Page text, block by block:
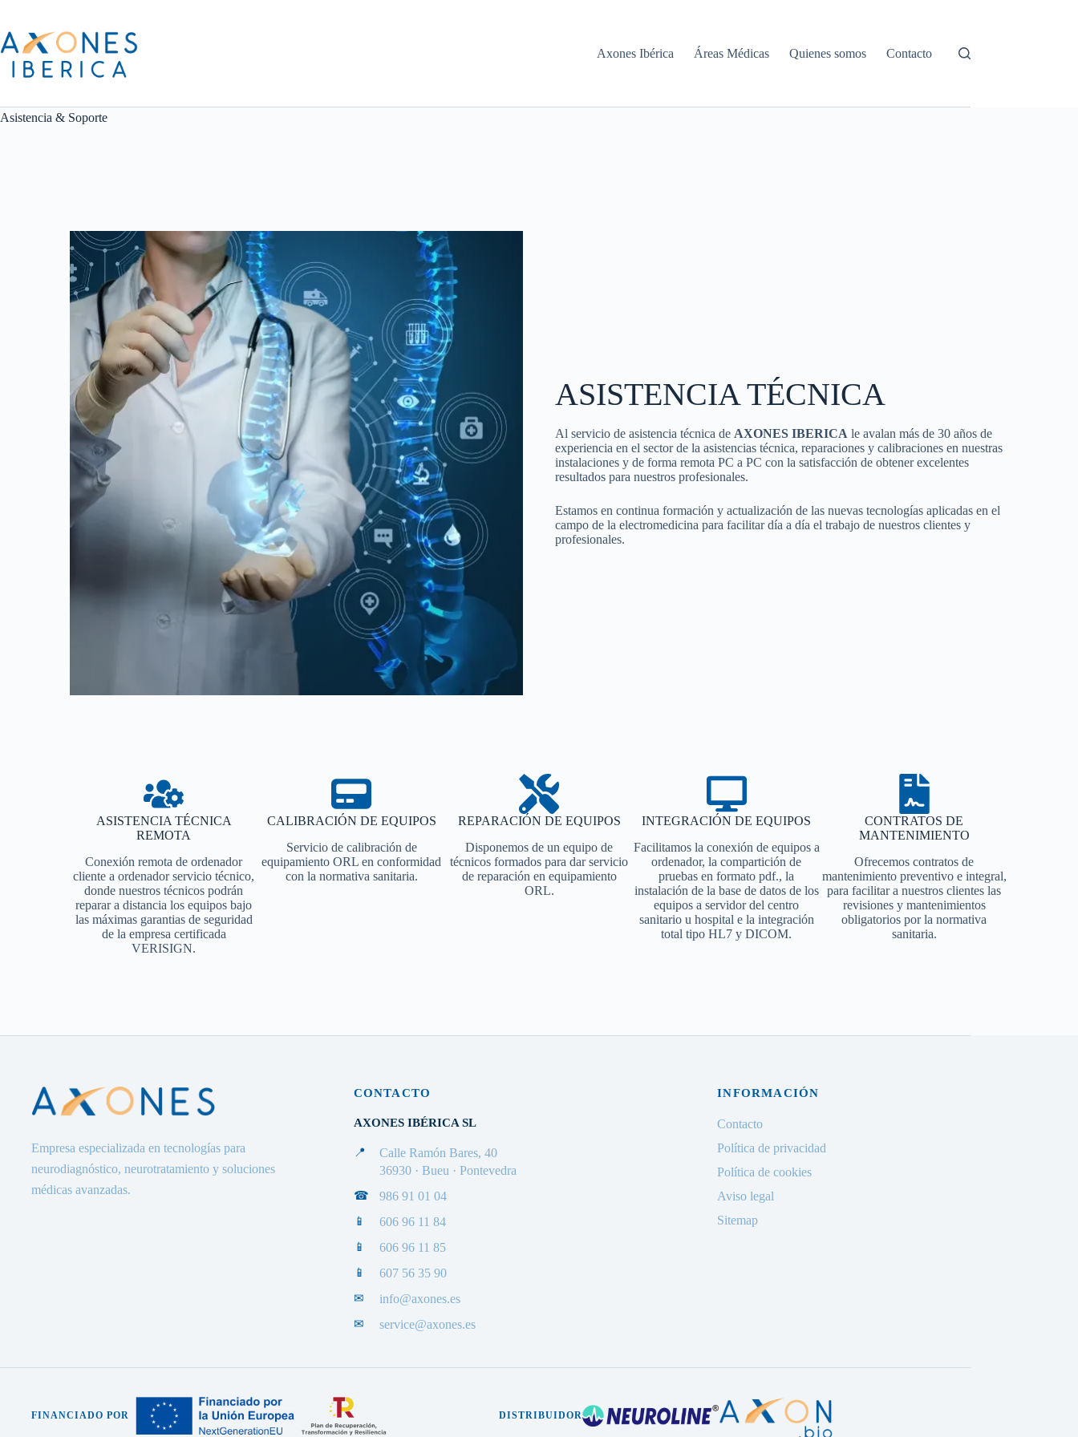
Axones Ibérica Áreas Médicas Quienes somos Contacto
Asistencia & Soporte
ASISTENCIA TÉCNICA
Al servicio de asistencia técnica de AXONES IBERICA le avalan más de 30 años de
experiencia en el sector de la asistencias técnica, reparaciones y calibraciones en nuestras
instalaciones y de forma remota PC a PC con la satisfacción de obtener excelentes
resultados para nuestros profesionales.
Estamos en continua formación y actualización de las nuevas tecnologías aplicadas en el
campo de la electromedicina para facilitar día a día el trabajo de nuestros clientes y
profesionales.
ASISTENCIA TÉCNICA
REMOTA
Conexión remota de ordenador
cliente a ordenador servicio técnico,
donde nuestros técnicos podrán
reparar a distancia los equipos bajo
las máximas garantias de seguridad
de la empresa certificada
VERISIGN.
CALIBRACIÓN DE EQUIPOS
Servicio de calibración de
equipamiento ORL en conformidad
con la normativa sanitaria.
REPARACIÓN DE EQUIPOS
Disponemos de un equipo de
técnicos formados para dar servicio
de reparación en equipamiento
ORL.
INTEGRACIÓN DE EQUIPOS
Facilitamos la conexión de equipos a
ordenador, la compartición de
pruebas en formato pdf., la
instalación de la base de datos de los
equipos a servidor del centro
sanitario u hospital e la integración
total tipo HL7 y DICOM.
CONTRATOS DE
MANTENIMIENTO
Ofrecemos contratos de
mantenimiento preventivo e integral,
para facilitar a nuestros clientes las
revisiones y mantenimientos
obligatorios por la normativa
sanitaria.
Empresa especializada en tecnologías para
neurodiagnóstico, neurotratamiento y soluciones
médicas avanzadas.
CONTACTO
AXONES IBÉRICA SL
📍
Calle Ramón Bares, 40
36930 · Bueu · Pontevedra
☎ 986 91 01 04
📱 606 96 11 84
📱 606 96 11 85
📱 607 56 35 90
✉ info@axones.es
✉ service@axones.es
INFORMACIÓN
Contacto
Política de privacidad
Política de cookies
Aviso legal
Sitemap
FINANCIADO POR DISTRIBUIDOR